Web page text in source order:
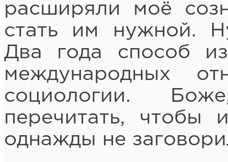
расширяли моё
стать им нужной.
Два года способ
международных
социологии.
перечитать, чтобы
однажды не